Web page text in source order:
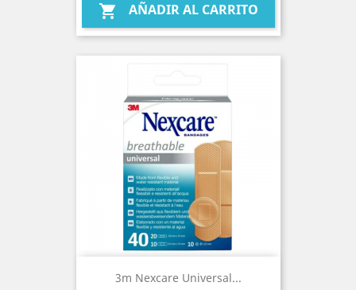
 AÑADIR AL CARRITO
3m Nexcare Universal...